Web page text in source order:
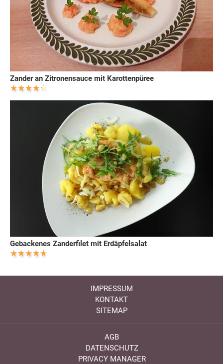
Zander an Zitronensauce mit Karottenpüree
Gebackenes Zanderfilet mit Erdäpfelsalat
IMPRESSUM
KONTAKT
SITEMAP
AGB
DATENSCHUTZ
PRIVACY MANAGER